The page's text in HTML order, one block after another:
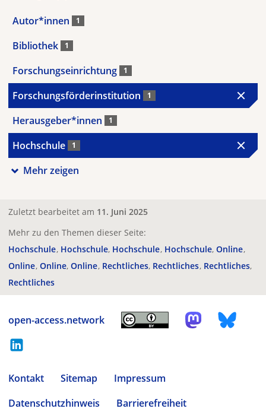
Autor*innen 1
Bibliothek 1
Forschungseinrichtung 1
Forschungsförderinstitution 1
Herausgeber*innen 1
Hochschule 1
Mehr zeigen
Zuletzt bearbeitet am 11. Juni 2025
Mehr zu den Themen dieser Seite:
Hochschule Hochschule Hochschule Hochschule Online
Online Online Online Rechtliches Rechtliches Rechtliches
Rechtliches
open-access.network
Kontakt Sitemap
Impressum
Datenschutzhinweis
Barrierefreiheit